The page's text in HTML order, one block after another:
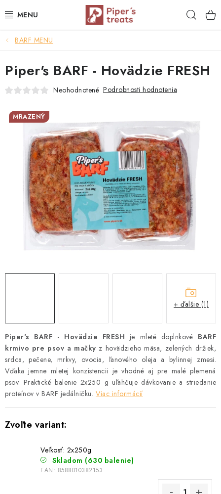
na
NAŠE SPRÁVY
PIPER'S NOVINKY
BARF PRE PSOV
BARF PRE MAČKY
MRAZOM SUŠENÉ PAMLSKY
SUŠENÉ KOMPLETNÉ MENU
VÝPREDAJ
ZNAČKY
Vernostný program a zľavy
Obchodné podmienky
BARF MENU
Piper's BARF - Hovädzie FRESH je mleté doplnkové BARF
krmivo pre psov a mačky z hovädzieho mäsa, zelených držiek,
srdca, pečene, mrkvy, ovocia, ľanového oleja a bylinnej zmesi.
Vďaka jemne mletej konzistencii je vhodné aj pre malé plemená
psov. Praktické balenie 2x250 g uľahčuje dávkovanie a striedanie
proteínov v BARF jedálničku. Viac informácií
Veľkosť: 2x250g
Skladom (630 balenie)
EAN: 8588010382153
Piper's BARF - Hovädzie FRESH
Neohodnotené Podrobnosti hodnotenia
MRAZENÝ
+ ďalšie (1)